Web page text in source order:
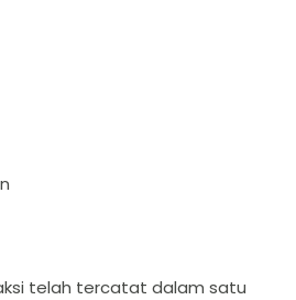
telah tercatat dalam satu